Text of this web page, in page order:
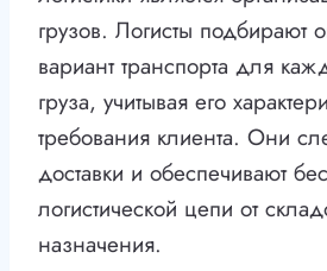
грузов. Логисты подбирают
вариант транспорта для
груза, учитывая его
требования клиента. Они
доставки и обеспечивают
логистической цепи от
назначения.